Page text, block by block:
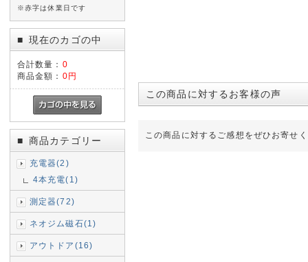
※赤字は休業日です
■ 現在のカゴの中
合計数量： 0
商品金額： 0円
■ 商品カテゴリー
充電器(2)
4本充電(1)
測定器(72)
ネオジム磁石(1)
アウトドア(16)
この商品に対するお客様の声
この商品に対するご感想をぜひお寄せ